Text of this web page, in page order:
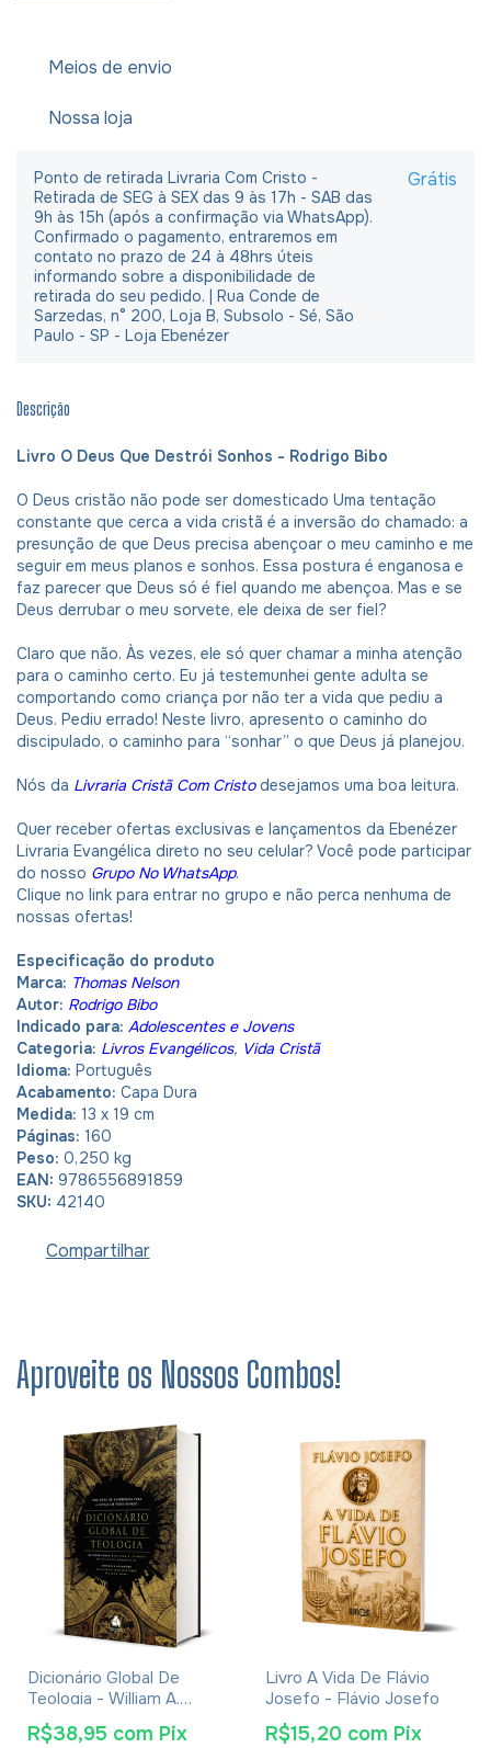
Meios de envio
Nossa loja
Ponto de retirada Livraria Com Cristo -
Retirada de SEG à SEX das 9 às 17h - SAB das
9h às 15h (após a confirmação via WhatsApp).
Confirmado o pagamento, entraremos em
contato no prazo de 24 à 48hrs úteis
informando sobre a disponibilidade de
retirada do seu pedido. | Rua Conde de
Sarzedas, n° 200, Loja B, Subsolo - Sé, São
Paulo - SP - Loja Ebenézer
Grátis
Descrição
Livro O Deus Que Destrói Sonhos - Rodrigo Bibo
O Deus cristão não pode ser domesticado Uma tentação
constante que cerca a vida cristã é a inversão do chamado: a
presunção de que Deus precisa abençoar o meu caminho e me
seguir em meus planos e sonhos. Essa postura é enganosa e
faz parecer que Deus só é fiel quando me abençoa. Mas e se
Deus derrubar o meu sorvete, ele deixa de ser fiel?
Claro que não. Às vezes, ele só quer chamar a minha atenção
para o caminho certo. Eu já testemunhei gente adulta se
comportando como criança por não ter a vida que pediu a
Deus. Pediu errado! Neste livro, apresento o caminho do
discipulado, o caminho para “sonhar” o que Deus já planejou.
Nós da Livraria Cristã Com Cristodesejamos uma boa leitura.
Quer receber ofertas exclusivas e lançamentos da Ebenézer
Livraria Evangélica direto no seu celular? Você pode participar
do nosso Grupo No WhatsApp.
Clique no link para entrar no grupo e não perca nenhuma de
nossas ofertas!
Especificação do produto
Marca: Thomas Nelson
Autor: Rodrigo Bibo
Indicado para: Adolescentes e Jovens
Categoria: Livros Evangélicos, Vida Cristã
Idioma: Português
Acabamento: Capa Dura
Medida: 13 x 19 cm
Páginas: 160
Peso: 0,250 kg
EAN: 9786556891859
SKU: 42140
Compartilhar
Aproveite os Nossos Combos!
Dicionário Global De
Teologia - William A.
Dyrness
R$38,95 com Pix
Livro A Vida De Flávio
Josefo - Flávio Josefo
R$15,20 com Pix